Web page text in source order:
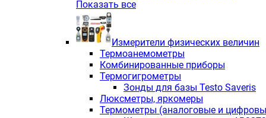
Вольтметры постоянного тока
Индикаторы аналоговых
Измерители COS F
Комбинированные приборы
Комбинированные приборы
Комбинированные приборы
Анализаторы качества
Анализаторы мощности
Показать все
Измерители физических величин
Термоанемометры
Комбинированные приборы
Термогигрометры
Зонды для базы Testo Saveris
Люксметры, яркомеры
Термометры (аналоговые и